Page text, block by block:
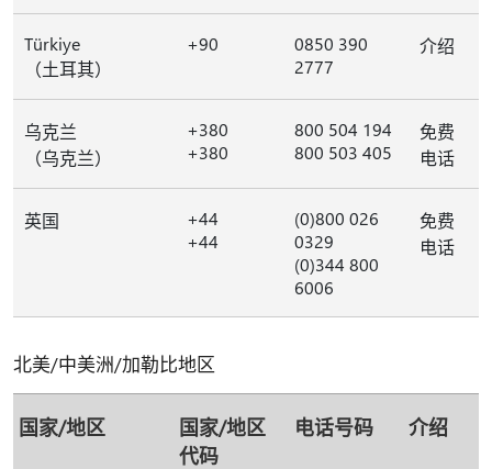
Türkiye
（土耳其）
+90
0850 390
2777
介绍
乌克兰
（乌克兰）
+380
+380
800 504 194
800 503 405
免费
电话
英国
+44
+44
(0)800 026
0329
(0)344 800
6006
免费
电话
北美/中美洲/加勒比地区
国家/地区
国家/地区
代码
电话号码 介绍